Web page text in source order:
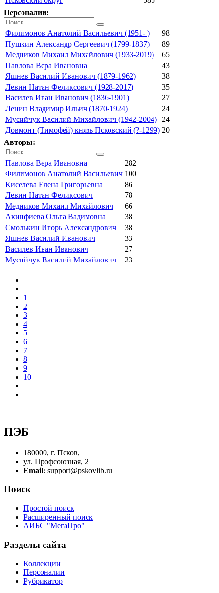
Персоналии:
Филимонов Анатолий Васильевич (1951- )
98
Пушкин Александр Сергеевич (1799-1837)
89
Медников Михаил Михайлович (1933-2019)
65
Павлова Вера Ивановна
43
Яшнев Василий Иванович (1879-1962)
38
Левин Натан Феликсович (1928-2017)
35
Василев Иван Иванович (1836-1901)
27
Ленин Владимир Ильич (1870-1924)
24
Мусийчук Василий Михайлович (1942-2004)
24
Довмонт (Тимофей) князь Псковский (?-1299) 20
Авторы:
Павлова Вера Ивановна
282
Филимонов Анатолий Васильевич 100
Киселева Елена Григорьевна
86
Левин Натан Феликсович
78
Медников Михаил Михайлович
66
Акинфиева Ольга Вадимовна
38
Смолькин Игорь Александрович
38
Яшнев Василий Иванович
33
Василев Иван Иванович
27
Мусийчук Василий Михайлович
23
1
2
3
4
5
6
7
8
9
10
ПЭБ
180000, г. Псков,
ул. Профсоюзная, 2
Email: support@pskovlib.ru
Поиск
Простой поиск
Расширенный поиск
АИБС "МегаПро"
Разделы сайта
Коллекции
Персоналии
Рубрикатор